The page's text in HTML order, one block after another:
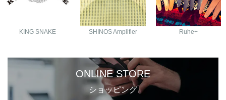
KING SNAKE SHINOS Amplifier Ruhe+
ONLINE STORE
ショッピング